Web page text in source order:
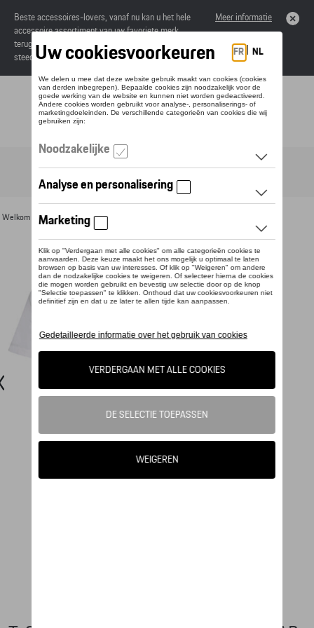
Beste accessoires-lovers, vanaf nu kan u het hele
accessoire assortiment van uw favoriete merk
terugvinden in de online catalogus. Deze kunnen
steeds besteld worden via uw dealer.
Meer informatie
Toggle navigation
Welkom >Voor u >Textiel >